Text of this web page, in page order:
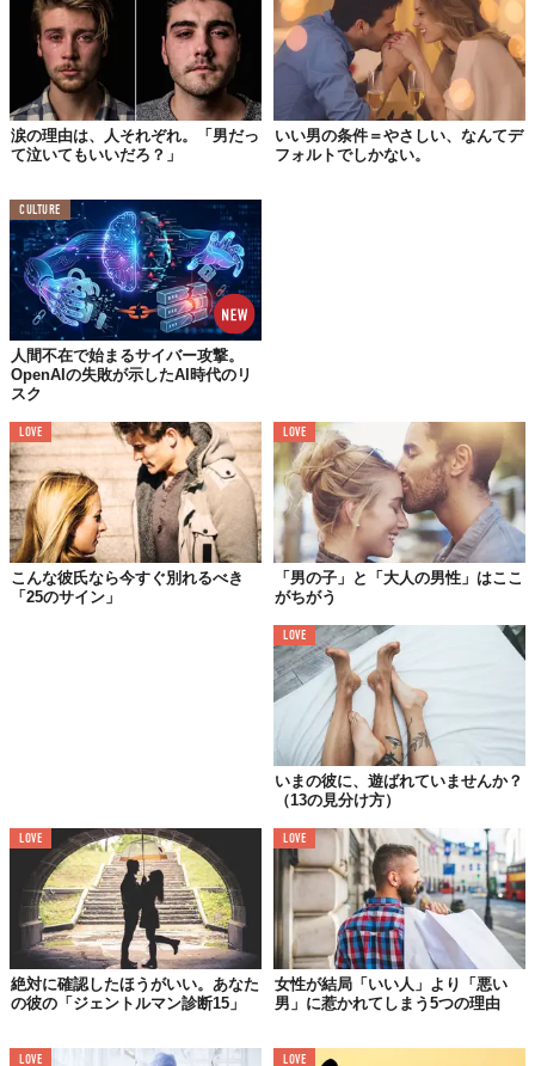
いい人は見返りがあると分かっているから、ただあなたに優しく
する。彼らは自分が求めているもののために、あなたを利用して
いるだけ。
いい男も、他の男と同様に利益を得られるから優しくする。でも
それは自分自身の得のためではない。彼らは心からあなたの人生
をより良いものにし、喜ばせたいと思っている。
04.
「有言実行」か「口だけ」か
いい人はいつも「これから先は全てがうまくいくから大丈夫」
と、あなたを安心させようとする。でも、問題はそれらの言葉が
空っぽだということ。彼は心ではそう思っているのかもしれない
が、変えようとする努力は一切しない。
一方で、いい男もこの先のより良い生活を約束する。しかし、彼
らは実際に変えようと努力する。明らかに不可能なことを約束す
ることは絶対にない。
彼らはあなたのことを愛しているし、あなたのことをガッカリさ
せたくないと思っている。どんなことでも控えめな約束をしてお
いて、結果的にその約束以上のことを達成することができたら、
あなたにとって嬉しいサプライズになることを知っているのだ。
涙の理由は、人それぞれ。「男だっ
て泣いてもいいだろ？」
いい男の条件＝やさしい、なんてデ
フォルトでしかない。
CULTURE
人間不在で始まるサイバー攻撃。
OpenAIの失敗が示したAI時代のリ
スク
LOVE
こんな彼氏なら今すぐ別れるべき
「25のサイン」
LOVE
「男の子」と「大人の男性」はここ
がちがう
LOVE
いまの彼に、遊ばれていませんか？
（13の見分け方）
LOVE
絶対に確認したほうがいい。あなた
の彼の「ジェントルマン診断15」
LOVE
女性が結局「いい人」より「悪い
男」に惹かれてしまう5つの理由
LOVE LOVE